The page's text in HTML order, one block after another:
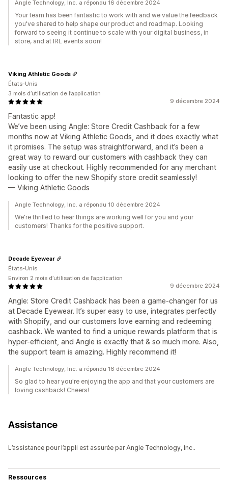
Angle Technology, Inc. a répondu 16 décembre 2024
Your team has been fantastic to work with and we value the feedback
you've shared to help shape our product and roadmap. Looking
forward to seeing it continue to scale with your digital business, in
store, and at IRL events soon!
9 décembre 2024
Fantastic app!
We’ve been using Angle: Store Credit Cashback for a few
months now at Viking Athletic Goods, and it does exactly what
it promises. The setup was straightforward, and it’s been a
great way to reward our customers with cashback they can
easily use at checkout. Highly recommended for any merchant
looking to offer the new Shopify store credit seamlessly!
— Viking Athletic Goods
Viking Athletic Goods
États-Unis
3 mois d’utilisation de l’application
Angle Technology, Inc. a répondu 10 décembre 2024
We're thrilled to hear things are working well for you and your
customers! Thanks for the positive support.
9 décembre 2024
Angle: Store Credit Cashback has been a game-changer for us
at Decade Eyewear. It’s super easy to use, integrates perfectly
with Shopify, and our customers love earning and redeeming
cashback. We wanted to find a unique rewards platform that is
hyper-efficient, and Angle is exactly that & so much more. Also,
the support team is amazing. Highly recommend it!
Decade Eyewear
États-Unis
Environ 2 mois d’utilisation de l’application
Angle Technology, Inc. a répondu 16 décembre 2024
So glad to hear you're enjoying the app and that your customers are
loving cashback! Cheers!
Assistance
L’assistance pour l’appli est assurée par Angle Technology, Inc..
Ressources